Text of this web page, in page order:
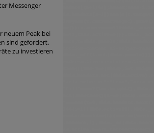
Messenger
neuem Peak bei
sind gefordert,
zu investieren